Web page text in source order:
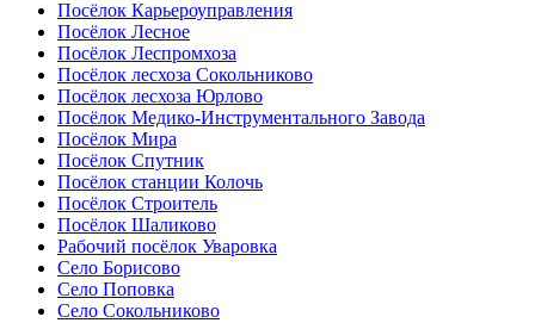
Посёлок Карьероуправления
Посёлок Лесное
Посёлок Леспромхоза
Посёлок лесхоза Сокольниково
Посёлок лесхоза Юрлово
Посёлок Медико-Инструментального Завода
Посёлок Мира
Посёлок Спутник
Посёлок станции Колочь
Посёлок Строитель
Посёлок Шаликово
Рабочий посёлок Уваровка
Село Борисово
Село Поповка
Село Сокольниково